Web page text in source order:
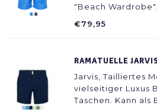
"Beach
Haut, lässt die
€79,95
RAMATUELLE
Jarvis, Tailliertes
vielseitiger Luxus
Taschen. Kann